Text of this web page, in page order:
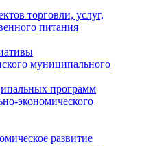
торговли, услуг,
питания
муниципального
программ
экономического
развитие